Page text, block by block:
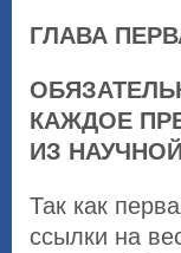
ГЛАВА
КАЖДОЕ
ИЗ
Так как
ссылки на